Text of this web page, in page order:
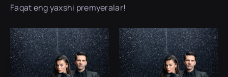
Faqat eng yaxshi premyeralar!